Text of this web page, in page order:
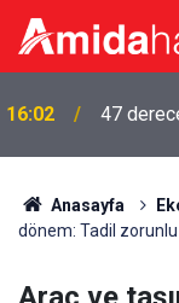
16:02 47
Anasayfa
dönem: Tadil zorunlu